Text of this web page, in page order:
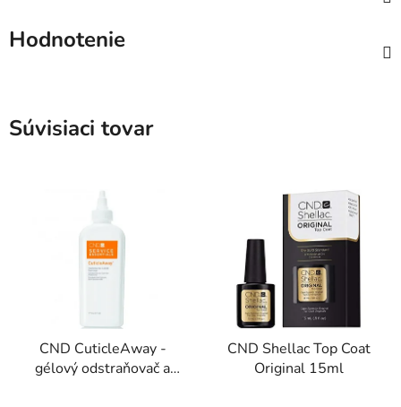
Hodnotenie
Súvisiaci tovar
CND CuticleAway -
gélový odstraňovač a
CND Shellac Top Coat
Original 15ml